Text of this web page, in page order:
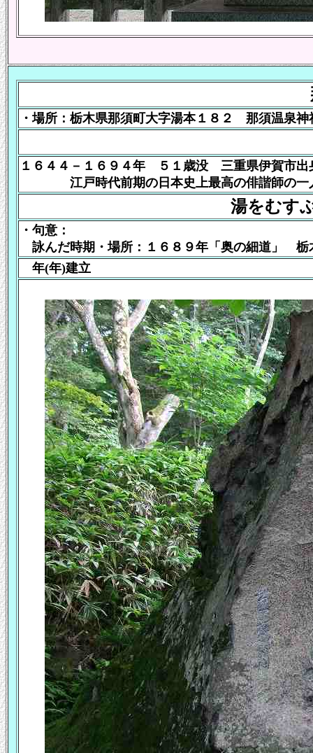
・場所：栃木県那須町大字湯本１８２ 那須温泉
１６４４－１６９４年 ５１歳没 三重県伊賀市
江戸時代前期の日本史上最高の俳諧師の一
湯をむす
・句意：
詠んだ時期・場所：１６８９年「奥の細道」
栃
年(年)建立